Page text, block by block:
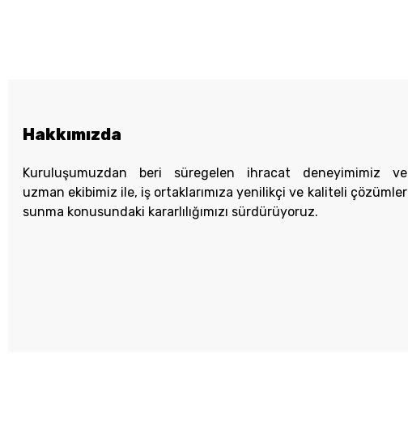
Hakkımızda
Kuruluşumuzdan beri süregelen ihracat deneyimimiz ve
uzman ekibimiz ile, iş ortaklarımıza yenilikçi ve kaliteli çözümler
sunma konusundaki kararlılığımızı sürdürüyoruz.